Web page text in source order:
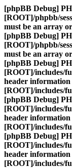
[phpBB Debug]
[ROOT]/phpbb/
must be an array
[phpBB Debug]
[ROOT]/phpbb/
must be an array
[phpBB Debug]
[ROOT]/includes/
header information
[ROOT]/includes/
[phpBB Debug]
[ROOT]/includes/
header information
[ROOT]/includes/
[phpBB Debug]
[ROOT]/includes/
header information
[ROOT]/includes/